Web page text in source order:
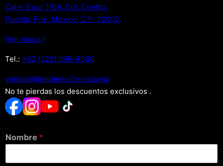
Calle 3 sur 1104, Col. Centro.
Puebla, Pue. Mexico. C.P. 72000.
[Ver mapa.]
Tel.: +52 (222) 598-4350
xm.acinortceleedneit@satnev
No te pierdas los descuentos exclusivos .
Nombre *